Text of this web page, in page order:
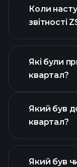
Коли
звітності
Які були
квартал?
Який був
квартал?
Який був